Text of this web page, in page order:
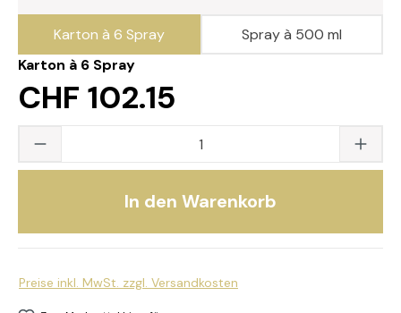
Karton à 6 Spray
CHF 102.15
Karton à 6 Spray Spray à 500 ml
Produkt Anzahl: Gib den gewünschten
In den Warenkorb
Preise inkl. MwSt. zzgl. Versandkosten